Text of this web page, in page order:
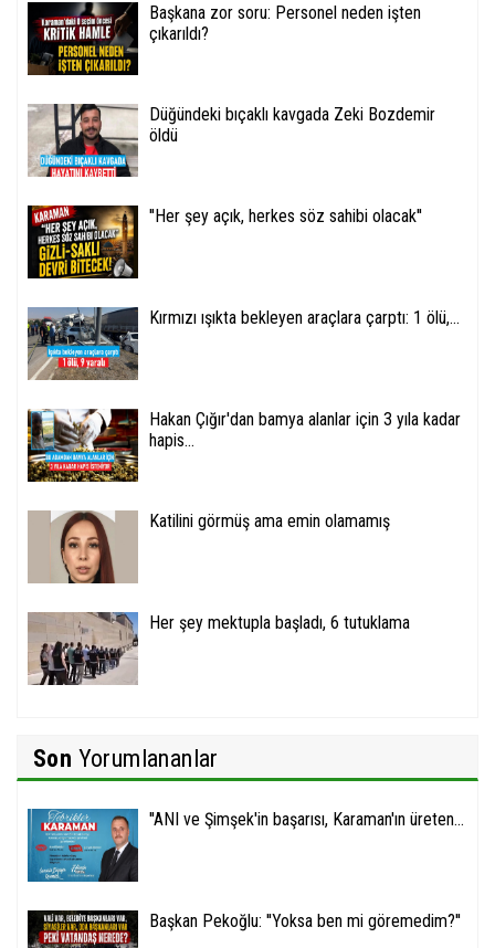
Başkana zor soru: Personel neden işten
çıkarıldı?
Düğündeki bıçaklı kavgada Zeki Bozdemir
öldü
''Her şey açık, herkes söz sahibi olacak''
Kırmızı ışıkta bekleyen araçlara çarptı: 1 ölü,...
Hakan Çığır'dan bamya alanlar için 3 yıla kadar
hapis...
Katilini görmüş ama emin olamamış
Her şey mektupla başladı, 6 tutuklama
Son Yorumlananlar
''ANI ve Şimşek'in başarısı, Karaman'ın üreten...
Başkan Pekoğlu: ''Yoksa ben mi göremedim?''